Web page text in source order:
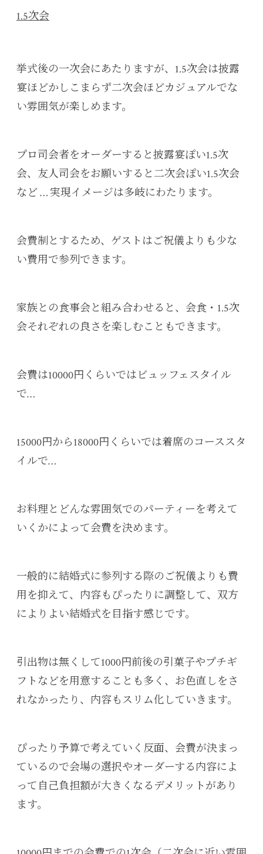
1.5次会
挙式後の一次会にあたりますが、1.5次会は披露
宴ほどかしこまらず二次会ほどカジュアルでな
い雰囲気が楽しめます。
プロ司会者をオーダーすると披露宴ぽい1.5次
会、友人司会をお願いすると二次会ぽい1.5次会
など … 実現イメージは多岐にわたります。
会費制とするため、ゲストはご祝儀よりも少な
い費用で参列できます。
家族との食事会と組み合わせると、会食・1.5次
会それぞれの良さを楽しむこともできます。
会費は10000円くらいではビュッフェスタイル
で…
15000円から18000円くらいでは着席のコーススタ
イルで…
お料理とどんな雰囲気でのパーティーを考えて
いくかによって会費を決めます。
一般的に結婚式に参列する際のご祝儀よりも費
用を抑えて、内容もぴったりに調整して、双方
によりよい結婚式を目指す感じです。
引出物は無くして1000円前後の引菓子やプチギ
フトなどを用意することも多く、お色直しをさ
れなかったり、内容もスリム化していきます。
ぴったり予算で考えていく反面、会費が決まっ
ているので会場の選択やオーダーする内容によ
って自己負担額が大きくなるデメリットがあり
ます。